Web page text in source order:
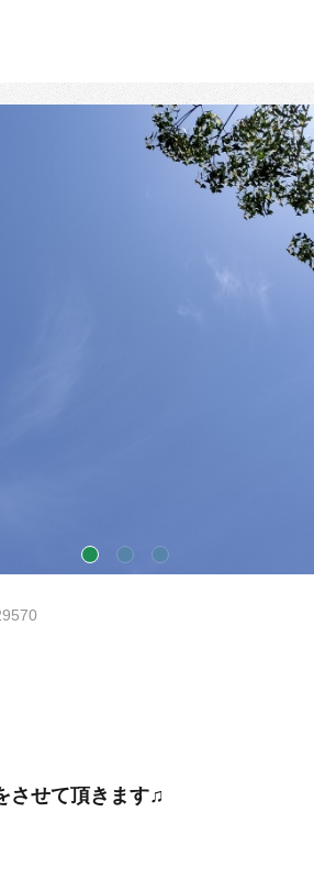
させて頂きます♫